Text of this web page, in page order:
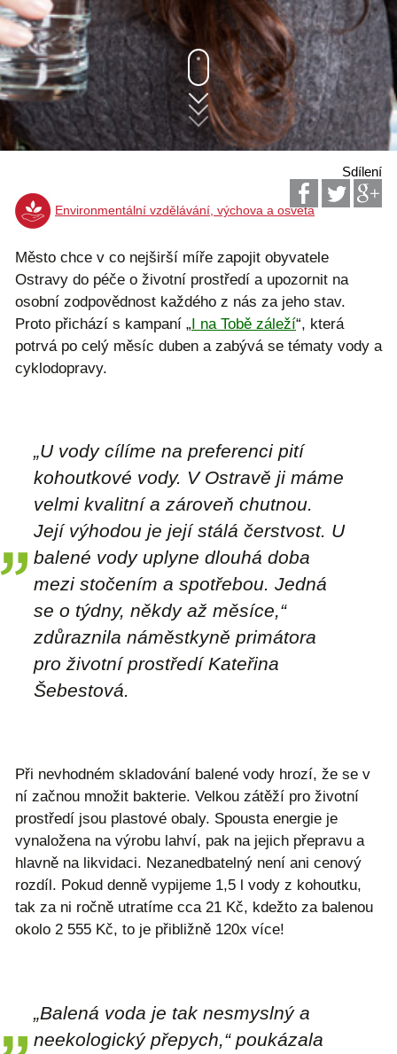
Sdílení
Environmentální vzdělávání, výchova a osvěta
Město chce v co nejširší míře zapojit obyvatele
Ostravy do péče o životní prostředí a upozornit na
osobní zodpovědnost každého z nás za jeho stav.
Proto přichází s kampaní „I na Tobě záleží“, která
potrvá po celý měsíc duben a zabývá se tématy vody a
cyklodopravy.
„U vody cílíme na preferenci pití
kohoutkové vody. V Ostravě ji máme
velmi kvalitní a zároveň chutnou.
Její výhodou je její stálá čerstvost. U
balené vody uplyne dlouhá doba
mezi stočením a spotřebou. Jedná
se o týdny, někdy až měsíce,“
zdůraznila náměstkyně primátora
pro životní prostředí Kateřina
Šebestová.
Při nevhodném skladování balené vody hrozí, že se v
ní začnou množit bakterie. Velkou zátěží pro životní
prostředí jsou plastové obaly. Spousta energie je
vynaložena na výrobu lahví, pak na jejich přepravu a
hlavně na likvidaci. Nezanedbatelný není ani cenový
rozdíl. Pokud denně vypijeme 1,5 l vody z kohoutku,
tak za ni ročně utratíme cca 21 Kč, kdežto za balenou
okolo 2 555 Kč, to je přibližně 120x více!
„Balená voda je tak nesmyslný a
neekologický přepych,“ poukázala